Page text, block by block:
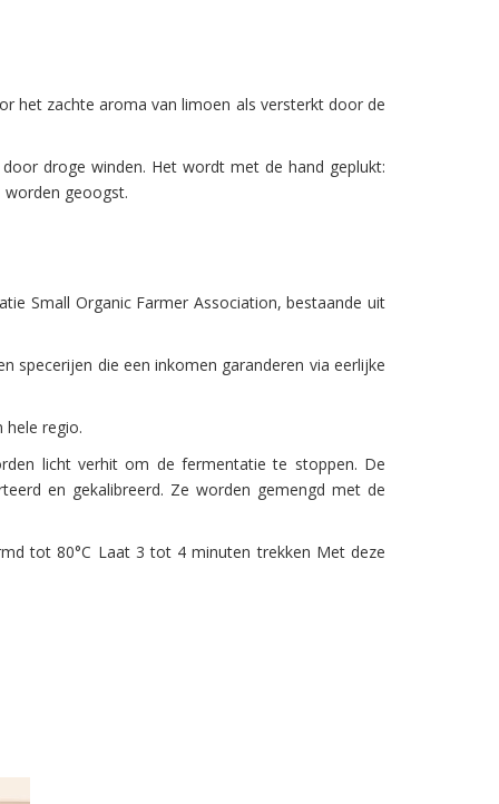
het zachte aroma van limoen als versterkt door de
droge winden. Het wordt met de hand geplukt:
geoogst.
Small Organic Farmer Association, bestaande uit
specerijen die een inkomen garanderen via eerlijke
hele regio.
licht verhit om de fermentatie te stoppen. De
en gekalibreerd. Ze worden gemengd met de
tot 80°C Laat 3 tot 4 minuten trekken Met deze